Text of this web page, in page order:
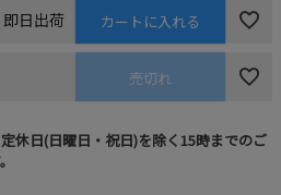
即日出荷 カートに入れる
売切れ
休日(日曜日・祝日)を除く15時までのご